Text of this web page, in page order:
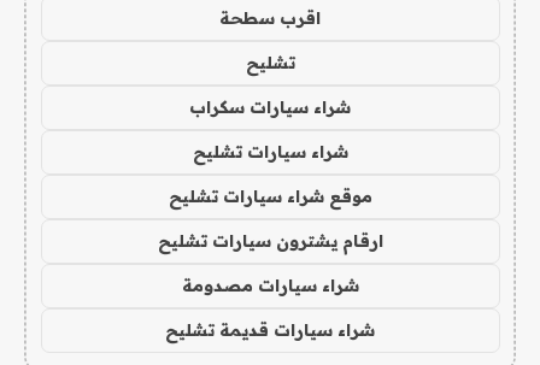
اقرب سطحة
تشليح
شراء سيارات سكراب
شراء سيارات تشليح
موقع شراء سيارات تشليح
ارقام يشترون سيارات تشليح
شراء سيارات مصدومة
شراء سيارات قديمة تشليح